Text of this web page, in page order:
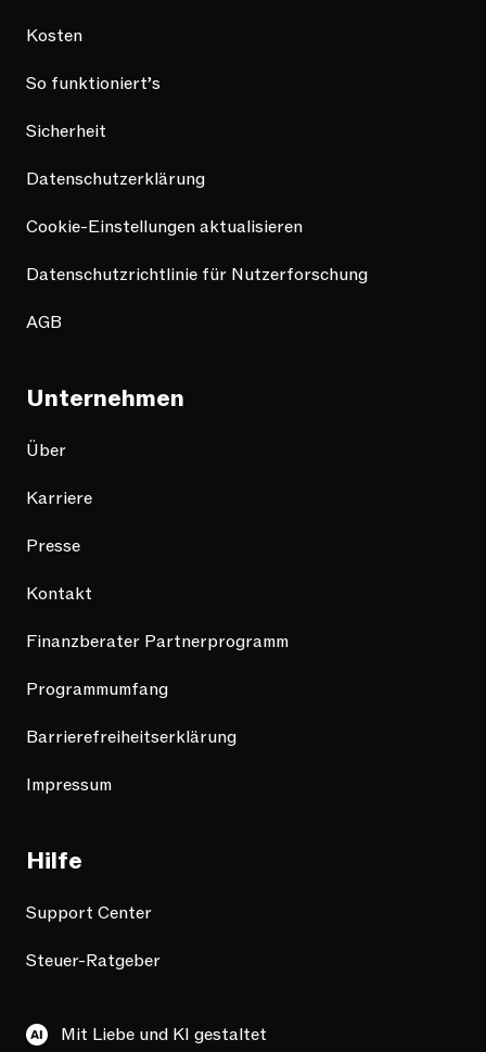
Kosten
So funktioniert’s
Sicherheit
Datenschutzerklärung
Cookie-Einstellungen aktualisieren
Datenschutzrichtlinie für Nutzerforschung
AGB
Unternehmen
Über
Karriere
Presse
Kontakt
Finanzberater Partnerprogramm
Programmumfang
Barrierefreiheitserklärung
Impressum
Hilfe
Support Center
Steuer-Ratgeber
Mit Liebe und KI gestaltet